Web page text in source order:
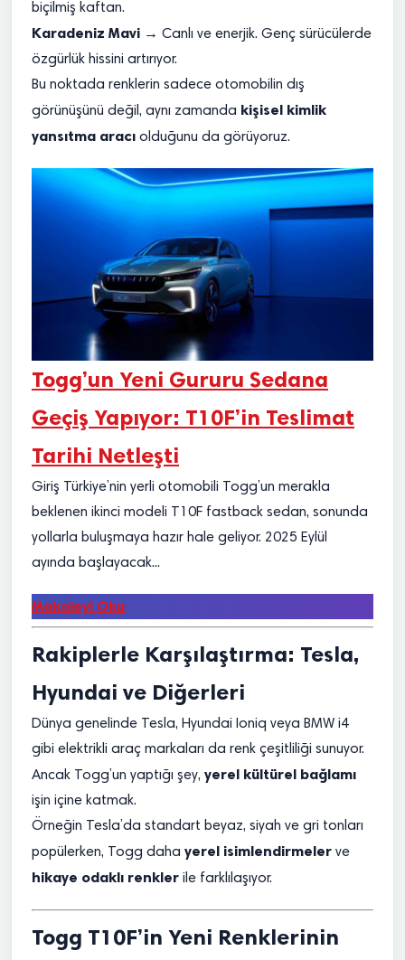
biçilmiş kaftan.
Karadeniz Mavi → Canlı ve enerjik. Genç sürücülerde
özgürlük hissini artırıyor.
Bu noktada renklerin sadece otomobilin dış
görünüşünü değil, aynı zamanda kişisel kimlik
yansıtma aracı olduğunu da görüyoruz.
Togg’un Yeni Gururu Sedana
Geçiş Yapıyor: T10F’in Teslimat
Tarihi Netleşti
Giriş Türkiye’nin yerli otomobili Togg’un merakla
beklenen ikinci modeli T10F fastback sedan, sonunda
yollarla buluşmaya hazır hale geliyor. 2025 Eylül
ayında başlayacak...
Makaleyi Oku
Rakiplerle Karşılaştırma: Tesla,
Hyundai ve Diğerleri
Dünya genelinde Tesla, Hyundai Ioniq veya BMW i4
gibi elektrikli araç markaları da renk çeşitliliği sunuyor.
Ancak Togg’un yaptığı şey, yerel kültürel bağlamı
işin içine katmak.
Örneğin Tesla’da standart beyaz, siyah ve gri tonları
popülerken, Togg daha yerel isimlendirmeler ve
hikaye odaklı renkler ile farklılaşıyor.
Togg T10F’in Yeni Renklerinin